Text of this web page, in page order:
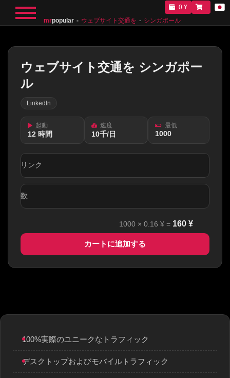
mrpopular ウェブサイト交通を シンガポール
0 ¥
ウェブサイト交通を シンガポー
ル
LinkedIn
起動
12 時間
速度
10千/日
最低
1000
リンク
数
1000 × 0.16 ¥ = 160 ¥
カートに追加する
100%実際のユニークなトラフィック
デスクトップおよびモバイルトラフィック